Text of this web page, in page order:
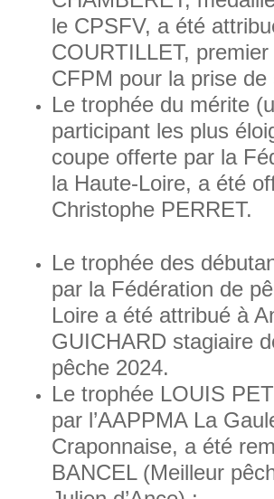
le CPSFV, a été
COURTILLET,
CFPM pour la prise de
Le trophée du mérite
participant les plus
coupe offerte par la
la Haute-Loire, a été
Christophe PERRET.
Le trophée des
par la Fédération de
Loire a été attribué à
GUICHARD stagiaire
pêche 2024.
Le trophée LOUIS
par l’AAPPMA La
Craponnaise, a été
BANCEL (Meilleur